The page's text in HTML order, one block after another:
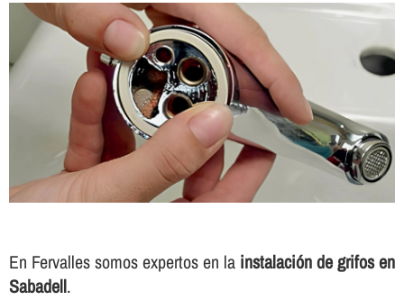
En Fervalles somos expertos en la instalación de grifos en
Sabadell.